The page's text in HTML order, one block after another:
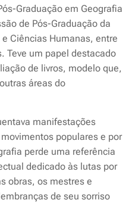
Graduação em Geografia
de Pós-Graduação da
Ciências Humanas, entre
Teve um papel destacado
de livros, modelo que,
áreas do
manifestações
populares e por
perde uma referência
dedicado às lutas por
obras, os mestres e
de seu sorriso